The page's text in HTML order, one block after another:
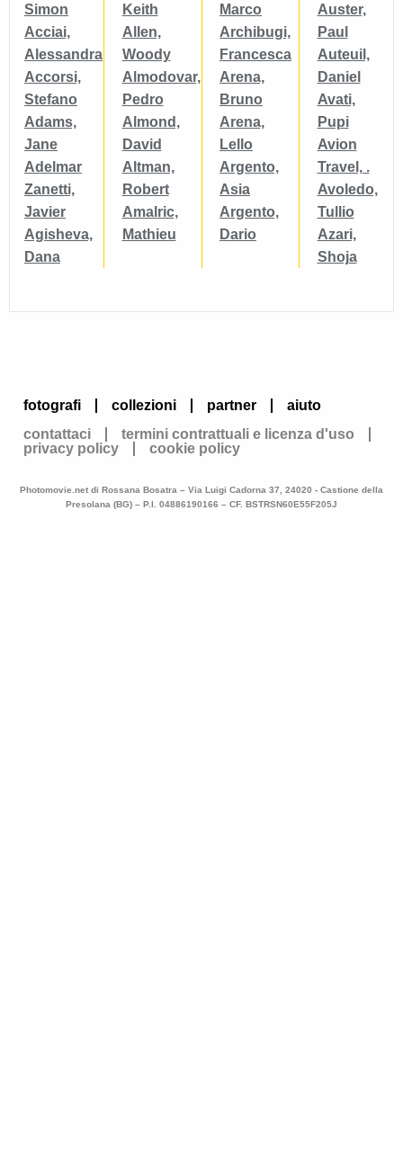
Simon
Acciai,
Alessandra
Accorsi,
Stefano
Adams,
Jane
Adelmar
Zanetti,
Javier
Agisheva,
Dana
Keith
Allen,
Woody
Almodovar,
Pedro
Almond,
David
Altman,
Robert
Amalric,
Mathieu
Marco
Archibugi,
Francesca
Arena,
Bruno
Arena,
Lello
Argento,
Asia
Argento,
Dario
Auster,
Paul
Auteuil,
Daniel
Avati,
Pupi
Avion
Travel, .
Avoledo,
Tullio
Azari,
Shoja
fotografi collezioni partner
aiuto
contattaci
termini contrattuali e licenza d'uso
privacy policy
cookie policy
Photomovie.net di Rossana Bosatra – Via Luigi Cadorna 37, 24020 - Castione della
Presolana (BG) – P.I. 04886190166 – CF. BSTRSN60E55F205J